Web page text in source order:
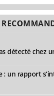
détecté chez
un rapport